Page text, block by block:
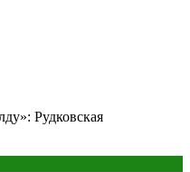
Рудковская